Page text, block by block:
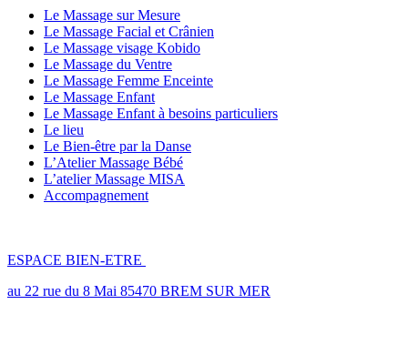
Le Massage sur Mesure
Le Massage Facial et Crânien
Le Massage visage Kobido
Le Massage du Ventre
Le Massage Femme Enceinte
Le Massage Enfant
Le Massage Enfant à besoins particuliers
Le lieu
Le Bien-être par la Danse
L’Atelier Massage Bébé
L’atelier Massage MISA
Accompagnement
ESPACE BIEN-ETRE
au 22 rue du 8 Mai 85470 BREM SUR MER